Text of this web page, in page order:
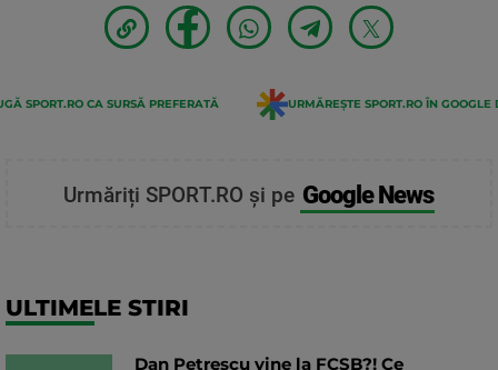
SPORT.RO CA SURSĂ PREFERATĂ URMĂREȘTE SPORT.RO ÎN GOOGLE
Urmăriți SPORT.RO și pe Google News
ULTIMELE STIRI
Dan Petrescu vine la FCSB?! Ce